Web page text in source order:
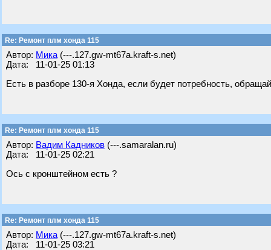
Re: Ремонт плм хонда 115
Автор: Мика (---.127.gw-mt67a.kraft-s.net)
Дата: 11-01-25 01:13
Есть в разборе 130-я Хонда, если будет потребность,
Re: Ремонт плм хонда 115
Автор: Вадим Кадников (---.samaralan.ru)
Дата: 11-01-25 02:21
Ось с кронштейном есть ?
Re: Ремонт плм хонда 115
Автор: Мика (---.127.gw-mt67a.kraft-s.net)
Дата: 11-01-25 03:21